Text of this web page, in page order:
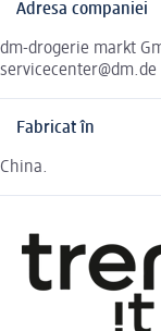
Adresa companiei
dm-drogerie markt
servicecenter@dm.de
Fabricat în
China.